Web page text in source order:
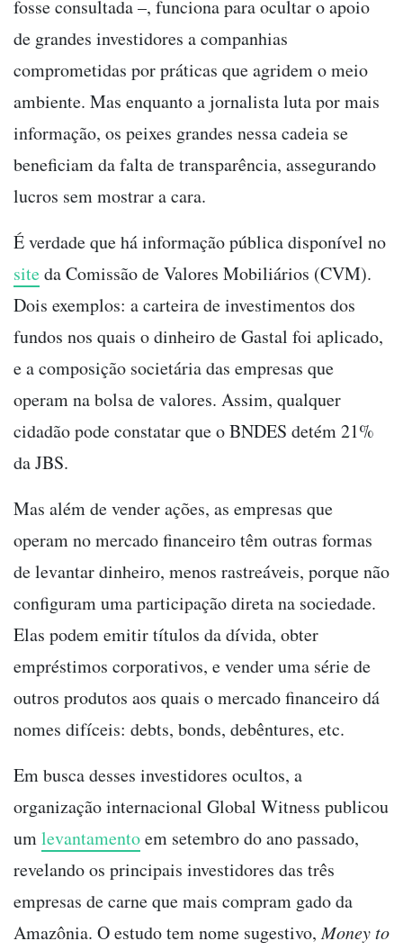
fosse consultada–, funciona para ocultar o apoio
de grandes investidores a companhias
comprometidas por práticas que agridem o meio
ambiente. Mas enquanto a jornalista luta por mais
informação, os peixes grandes nessa cadeia se
beneficiam da falta de transparência, assegurando
lucros sem mostrar a cara.
É verdade que há informação pública disponível no
siteda Comissão de Valores Mobiliários (CVM).
Dois exemplos: a carteira de investimentos dos
fundos nos quais o dinheiro de Gastal foi aplicado,
e a composição societária das empresas que
operam na bolsa de valores. Assim, qualquer
cidadão pode constatar que o BNDES detém 21%
da JBS.
Mas além de vender ações, as empresas que
operam no mercado financeiro têm outras formas
de levantar dinheiro, menos rastreáveis, porque não
configuram uma participação direta na sociedade.
Elas podem emitir títulos da dívida, obter
empréstimos corporativos, e vender uma série de
outros produtos aos quais o mercado financeiro dá
nomes difíceis: debts, bonds, debêntures, etc.
Em busca desses investidores ocultos, a
organização internacional Global Witness publicou
umlevantamentoem setembro do ano passado,
revelando os principais investidores das três
empresas de carne que mais compram gado da
Amazônia. O estudo tem nome sugestivo,Money to